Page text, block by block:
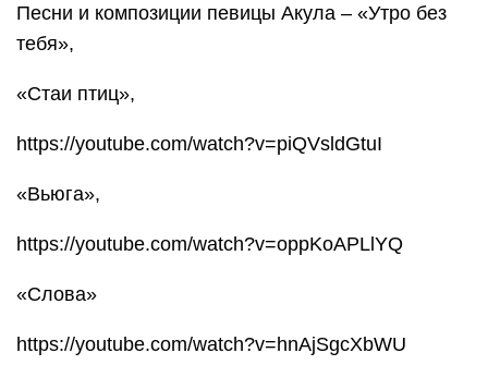
Песни и композиции певицы Акула – «Утро без
тебя»,
«Стаи птиц»,
https://youtube.com/watch?v=piQVsldGtuI
«Вьюга»,
https://youtube.com/watch?v=oppKoAPLlYQ
«Слова»
https://youtube.com/watch?v=hnAjSgcXbWU